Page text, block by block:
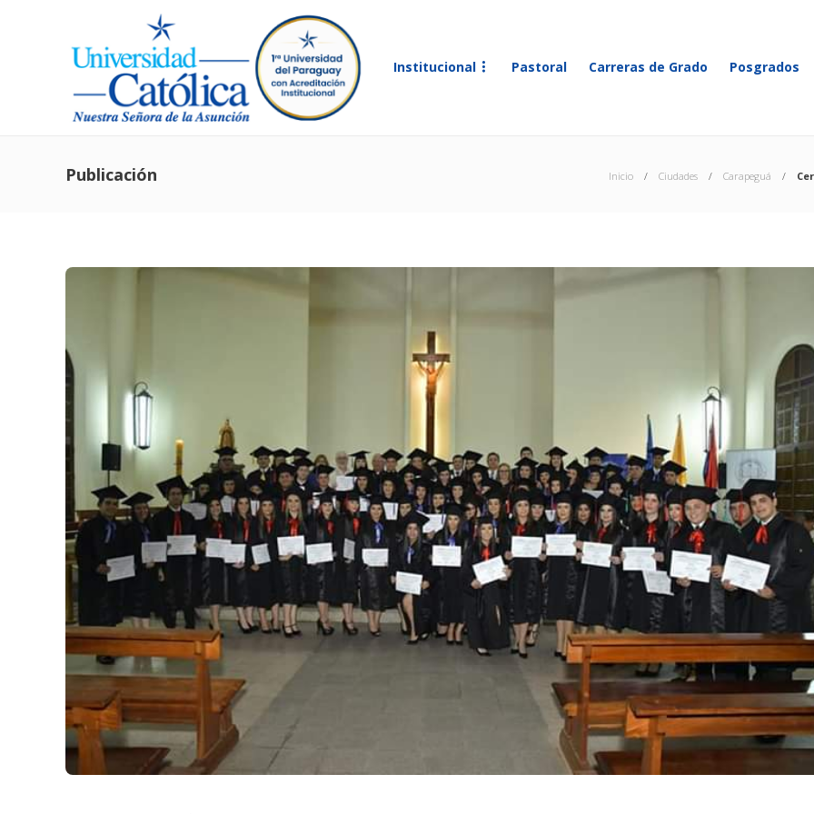
Institucional Pastoral Carreras de Grado Posgrados
Publicación Inicio Ciudades Carapeguá